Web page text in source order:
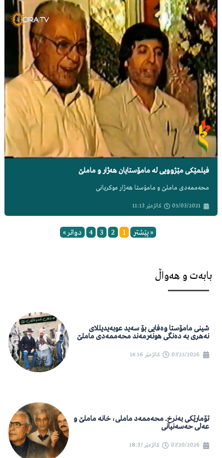
فیلمێکی مێژوویی لە مامۆستایان هەژار و ماملێ
محەممەدی ماملێ و مامۆستا هەژار موکریانی
05/03/2021 کاتژمێر 11:13
« پێشتر 1
2
3
4 دواتر »
بابەت و هەواڵ
شینی مامۆستا وەفایی بۆ سەید عوبەیدیللای
نەهری بە دەنگی هونەرمەند محەممەدی ماملێ
07/25/2026 کاتژمێر 14:56
تۆمارێکی بەنرخ. محەممەد ماملی، خانە ماملێ و
عەلی حەسەنیانی
07/20/2026 کاتژمێر 18:37